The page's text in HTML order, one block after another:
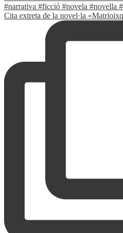
Cita extreta de la novel·la